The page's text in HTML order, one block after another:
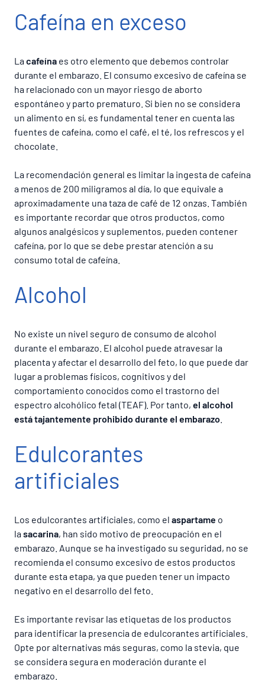
Cafeína en exceso
Lacafeína es otro elemento que debemos controlar
durante el embarazo. El consumo excesivo de cafeína se
ha relacionado con un mayor riesgo de aborto
espontáneo y parto prematuro. Si bien no se considera
un alimento en sí, es fundamental tener en cuenta las
fuentes de cafeína, como el café, el té, los refrescos y el
chocolate.
La recomendación general es limitar la ingesta de cafeína
a menos de 200 miligramos al día, lo que equivale a
aproximadamente una taza de café de 12 onzas. También
es importante recordar que otros productos, como
algunos analgésicos y suplementos, pueden contener
cafeína, por lo que se debe prestar atención a su
consumo total de cafeína.
Alcohol
No existe un nivel seguro de consumo de alcohol
durante el embarazo. El alcohol puede atravesar la
placenta y afectar el desarrollo del feto, lo que puede dar
lugar a problemas físicos, cognitivos y del
comportamiento conocidos como el trastorno del
espectro alcohólico fetal (TEAF). Por tanto, el alcohol
está tajantemente prohibido durante el embarazo
Edulcorantes
artificiales
Los edulcorantes artificiales, como el aspartame o
lasacarina, han sido motivo de preocupación en el
embarazo. Aunque se ha investigado su seguridad, no se
recomienda el consumo excesivo de estos productos
durante esta etapa, ya que pueden tener un impacto
negativo en el desarrollo del feto.
Es importante revisar las etiquetas de los productos
para identificar la presencia de edulcorantes artificiales.
Opte por alternativas más seguras, como la stevia, que
se considera segura en moderación durante el
embarazo.